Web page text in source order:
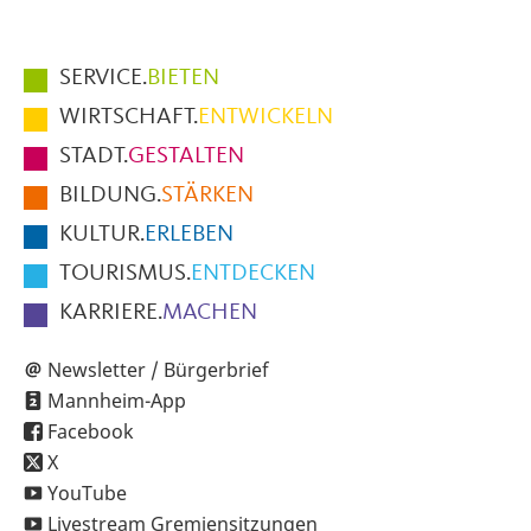
Hauptmenüpunkte
im
Fußbereich
der
Seite
SERVICE.BIETEN
WIRTSCHAFT.ENTWICKELN
STADT.GESTALTEN
BILDUNG.STÄRKEN
KULTUR.ERLEBEN
TOURISMUS.ENTDECKEN
KARRIERE.MACHEN
Newsletter / Bürgerbrief
Mannheim-App
Facebook
X
YouTube
Livestream Gremiensitzungen